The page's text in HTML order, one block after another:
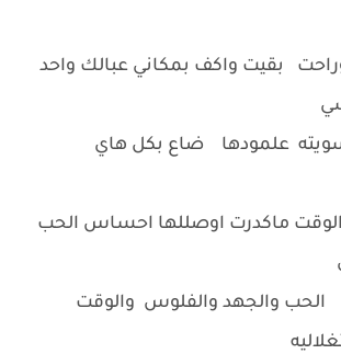
بقيت واكف بمكاني عبالك واحد
علمودها ضاع بكل هاي
ماكدرت اوصللها احساس الحب
والجهد والفلوس والوقت